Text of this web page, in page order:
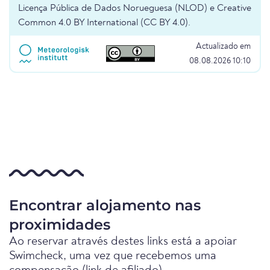
Licença Pública de Dados Norueguesa (NLOD) e Creative
Common 4.0 BY International (CC BY 4.0).
Actualizado em
08.08.2026 10:10
Encontrar alojamento nas
proximidades
Ao reservar através destes links está a apoiar
Swimcheck, uma vez que recebemos uma